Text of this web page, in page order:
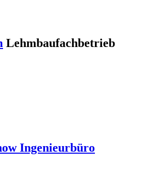
Lehmbaufachbetrieb
Ingenieurbüro